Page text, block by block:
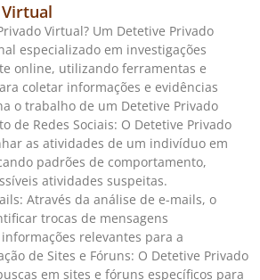
Virtual? Um Detetive Privado
especializado em investigações
online, utilizando ferramentas e
coletar informações e evidências
o trabalho de um Detetive Privado
de Redes Sociais: O Detetive Privado
as atividades de um indivíduo em
padrões de comportamento,
atividades suspeitas.
Através da análise de e-mails, o
trocas de mensagens
relevantes para a
de Sites e Fóruns: O Detetive Privado
em sites e fóruns específicos para